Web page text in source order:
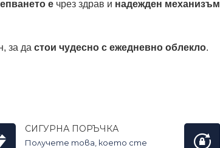
е чрез здрав и надежден механизъм
за да стои чудесно с ежедневно облекло.
СИГУРНА ПОРЪЧКА
Получете това, което сте